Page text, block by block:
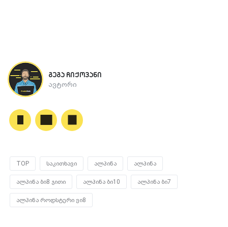
გეგა ჩიქოვანი
ავტორი
TOP საკითხავი ალპინა ალპინა
ალპინა ბი8 ჯითი ალპინა ბი10 ალპინა ბი7
ალპინა როდსტერი ვი8